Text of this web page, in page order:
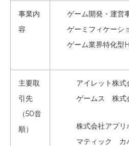
事業内
容
ゲーム開発・運営
ゲーミフィケーシ
ゲーム業界特化型
主要取
引先
（50音
順）
アイレット株
ゲームス 株式
株式会社アプ
マティック カ